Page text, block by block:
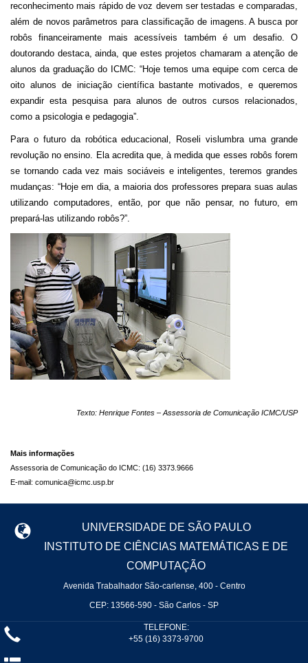
reconhecimento mais rápido de voz devem ser testadas e comparadas,
além de novos parâmetros para classificação de imagens. A busca por
robôs financeiramente mais acessíveis também é um desafio. O
doutorando destaca, ainda, que estes projetos chamaram a atenção de
alunos da graduação do ICMC: “Hoje temos uma equipe com cerca de
oito alunos de iniciação científica bastante motivados, e queremos
expandir esta pesquisa para alunos de outros cursos relacionados,
como a psicologia e pedagogia”.
Para o futuro da robótica educacional, Roseli vislumbra uma grande
revolução no ensino. Ela acredita que, à medida que esses robôs forem
se tornando cada vez mais sociáveis e inteligentes, teremos grandes
mudanças: “Hoje em dia, a maioria dos professores prepara suas aulas
utilizando computadores, então, por que não pensar, no futuro, em
prepará-las utilizando robôs?”.
Texto: Henrique Fontes – Assessoria de Comunicação ICMC/USP
Mais informações
Assessoria de Comunicação do ICMC: (16) 3373.9666
E-mail: comunica@icmc.usp.br
UNIVERSIDADE DE SÃO PAULO
INSTITUTO DE CIÊNCIAS MATEMÁTICAS E DE
COMPUTAÇÃO
Avenida Trabalhador São-carlense, 400 - Centro
CEP: 13566-590 - São Carlos - SP
TELEFONE:
+55 (16) 3373-9700